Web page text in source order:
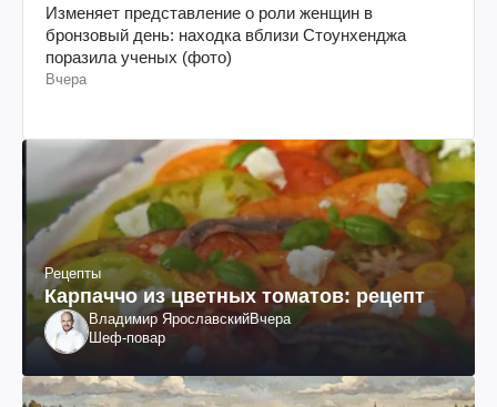
Изменяет представление о роли женщин в
бронзовый день: находка вблизи Стоунхенджа
поразила ученых (фото)
Вчера
Рецепты
Карпаччо из цветных томатов: рецепт
Владимир ЯрославскийВчера
Шеф-повар